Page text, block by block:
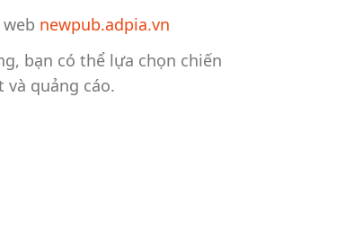
newpub.adpia.vn
bạn có thể lựa chọn chiến
quảng cáo.